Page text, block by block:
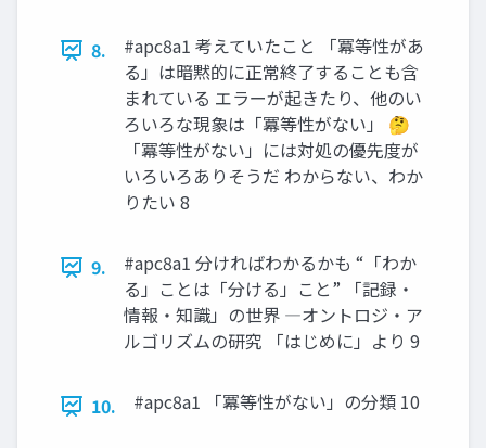
8.
#apc8a1 考えていたこと 「冪等性があ
る」は暗黙的に正常終了することも含
まれている エラーが起きたり、他のい
ろいろな現象は「冪等性がない」 🤔
「冪等性がない」には対処の優先度が
いろいろありそうだ わからない、わか
りたい 8
9.
#apc8a1 分ければわかるかも “「わか
る」ことは「分ける」こと” 「記録・
情報・知識」の世界 ―オントロジ・ア
ルゴリズムの研究 「はじめに」より 9
10. #apc8a1 「冪等性がない」の分類 10